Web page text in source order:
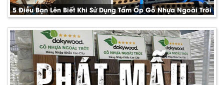
5 Điều Bạn Lên Biết Khi Sử Dụng Tấm Ốp Gỗ Nhựa Ngoài Trời